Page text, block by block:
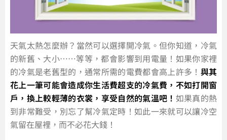
天氣太熱怎麼辦？當然可以選擇開冷氣。但你知道，冷氣
的新舊、大小……等等，都會影響到用電量！如果你家裡
的冷氣是老舊型的，通常所需的電費都會高上許多！ 與其
花上一筆可能會造成你生活費超支的冷氣費，不如打開窗
戶，換上較輕薄的衣裳，享受自然的氣溫吧！ 如果真的熱
到非常難受，別忘了幫冷氣定時！如此一來就可以讓冷空
氣留在屋裡，而不必花大錢！